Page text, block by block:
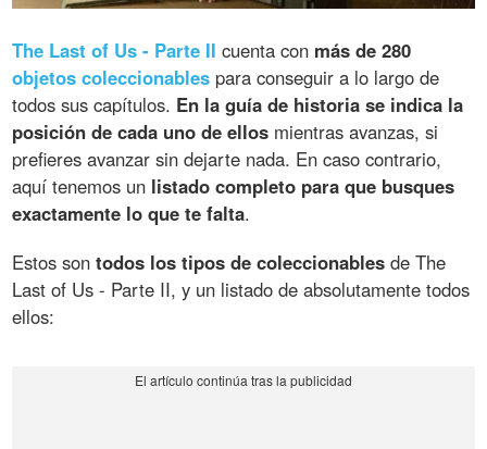
The Last of Us - Parte II cuenta con más de 280
objetos coleccionables para conseguir a lo largo de
todos sus capítulos. En la guía de historia se indica la
posición de cada uno de ellos mientras avanzas, si
prefieres avanzar sin dejarte nada. En caso contrario,
aquí tenemos un listado completo para que busques
exactamente lo que te falta.
Estos sontodos los tipos de coleccionables de The
Last of Us - Parte II, y un listado de absolutamente todos
ellos: